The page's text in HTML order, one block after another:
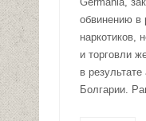
обвинению в
наркотиков,
и торговли
в
Болгарии.